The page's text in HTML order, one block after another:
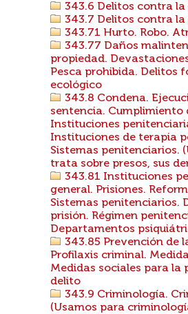
343.6 Delitos contra la
343.7 Delitos contra
343.71 Hurto. Robo.
343.77 Daños
propiedad.
Pesca prohibida. Delitos
ecológico
343.8 Condena.
sentencia. Cumplimiento
Instituciones
Instituciones de terapia
Sistemas penitenciarios.
trata sobre presos, sus
343.81 Instituciones
general. Prisiones.
Sistemas penitenciarios.
prisión. Régimen
Departamentos
343.85 Prevención de
Profilaxis criminal.
Medidas sociales para la
delito
343.9 Criminología.
(Usamos para